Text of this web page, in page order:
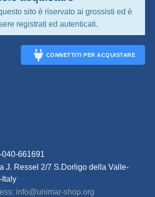
sito è riservato ai grossisti ed è
registrati ed autenticati.
CONNETTITI PER ACQUISTARE
040-661691
J. Ressel 2/7 S.Dorligo della Valle-
Italy
info@unimar-shop.org